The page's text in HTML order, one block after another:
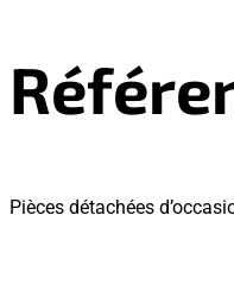
Pièces détachées